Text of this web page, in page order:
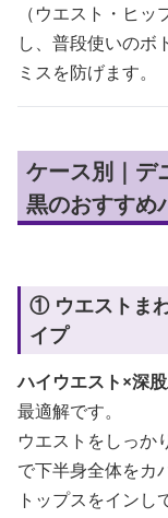
（ウエスト・ヒ
し、普段使いのボ
ミスを防げます。
ケース別｜デ
黒のおすすめ
① ウエストま
イプ
ハイウエスト×深
最適解です。
ウエストをしっか
で下半身全体をカ
トップスをイン